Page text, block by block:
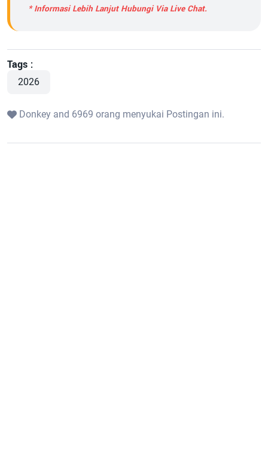
* Informasi Lebih Lanjut Hubungi Via Live Chat.
Tags :
2026
Donkey and 6969 orang menyukai Postingan ini.